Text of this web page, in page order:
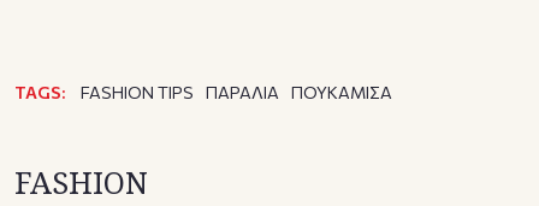
TAGS: FASHION TIPS ΠΑΡΑΛΙΑ ΠΟΥΚΑΜΙΣΑ
FASHION